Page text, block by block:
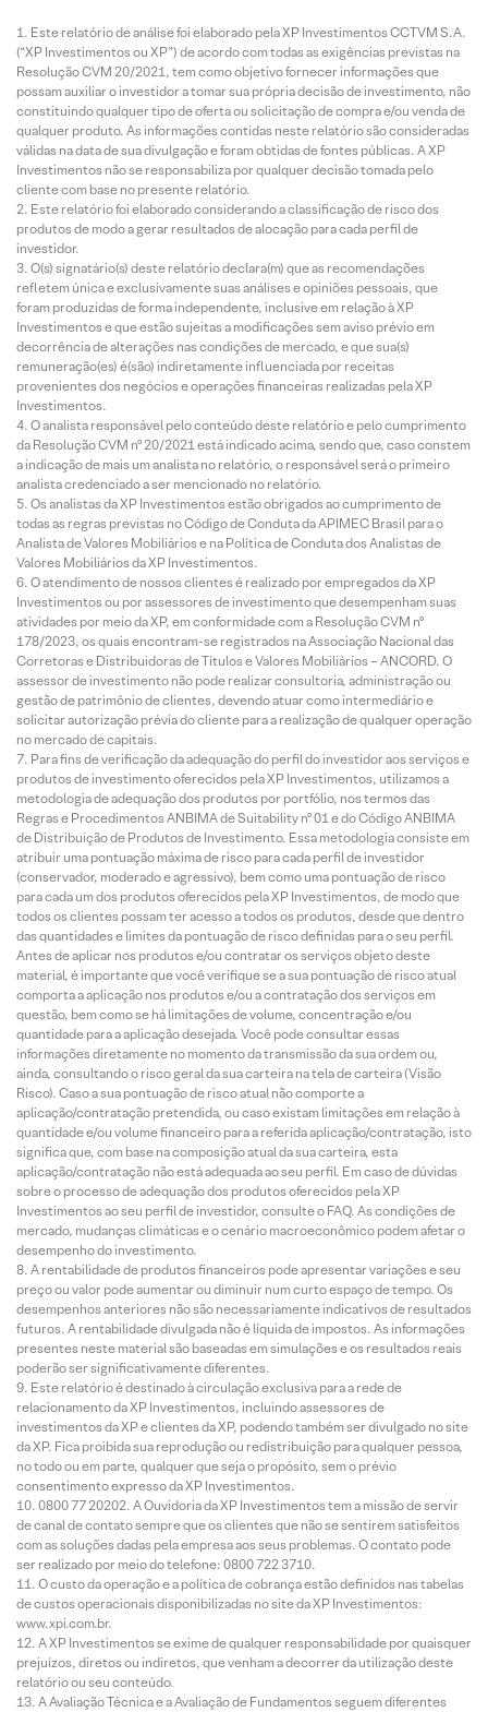
Este relatório de análise foi elaborado pela XP Investimentos CCTVM S.A.
(“XP Investimentos ou XP”) de acordo com todas as exigências previstas na
Resolução CVM 20/2021, tem como objetivo fornecer informações que
possam auxiliar o investidor a tomar sua própria decisão de investimento, não
constituindo qualquer tipo de oferta ou solicitação de compra e/ou venda de
qualquer produto. As informações contidas neste relatório são consideradas
válidas na data de sua divulgação e foram obtidas de fontes públicas. A XP
Investimentos não se responsabiliza por qualquer decisão tomada pelo
cliente com base no presente relatório.
Este relatório foi elaborado considerando a classificação de risco dos
produtos de modo a gerar resultados de alocação para cada perfil de
investidor.
O(s) signatário(s) deste relatório declara(m) que as recomendações
refletem única e exclusivamente suas análises e opiniões pessoais, que
foram produzidas de forma independente, inclusive em relação à XP
Investimentos e que estão sujeitas a modificações sem aviso prévio em
decorrência de alterações nas condições de mercado, e que sua(s)
remuneração(es) é(são) indiretamente influenciada por receitas
provenientes dos negócios e operações financeiras realizadas pela XP
Investimentos.
O analista responsável pelo conteúdo deste relatório e pelo cumprimento
da Resolução CVM nº 20/2021 está indicado acima, sendo que, caso constem
a indicação de mais um analista no relatório, o responsável será o primeiro
analista credenciado a ser mencionado no relatório.
Os analistas da XP Investimentos estão obrigados ao cumprimento de
todas as regras previstas no Código de Conduta da APIMEC Brasil para o
Analista de Valores Mobiliários e na Política de Conduta dos Analistas de
Valores Mobiliários da XP Investimentos.
O atendimento de nossos clientes é realizado por empregados da XP
Investimentos ou por assessores de investimento que desempenham suas
atividades por meio da XP, em conformidade com a Resolução CVM nº
178/2023, os quais encontram-se registrados na Associação Nacional das
Corretoras e Distribuidoras de Títulos e Valores Mobiliários – ANCORD. O
assessor de investimento não pode realizar consultoria, administração ou
gestão de patrimônio de clientes, devendo atuar como intermediário e
solicitar autorização prévia do cliente para a realização de qualquer operação
no mercado de capitais.
Para fins de verificação da adequação do perfil do investidor aos serviços e
produtos de investimento oferecidos pela XP Investimentos, utilizamos a
metodologia de adequação dos produtos por portfólio, nos termos das
Regras e Procedimentos ANBIMA de Suitability nº 01 e do Código ANBIMA
de Distribuição de Produtos de Investimento. Essa metodologia consiste em
atribuir uma pontuação máxima de risco para cada perfil de investidor
(conservador, moderado e agressivo), bem como uma pontuação de risco
para cada um dos produtos oferecidos pela XP Investimentos, de modo que
todos os clientes possam ter acesso a todos os produtos, desde que dentro
das quantidades e limites da pontuação de risco definidas para o seu perfil.
Antes de aplicar nos produtos e/ou contratar os serviços objeto deste
material, é importante que você verifique se a sua pontuação de risco atual
comporta a aplicação nos produtos e/ou a contratação dos serviços em
questão, bem como se há limitações de volume, concentração e/ou
quantidade para a aplicação desejada. Você pode consultar essas
informações diretamente no momento da transmissão da sua ordem ou,
ainda, consultando o risco geral da sua carteira na tela de carteira (Visão
Risco). Caso a sua pontuação de risco atual não comporte a
aplicação/contratação pretendida, ou caso existam limitações em relação à
quantidade e/ou volume financeiro para a referida aplicação/contratação, isto
significa que, com base na composição atual da sua carteira, esta
aplicação/contratação não está adequada ao seu perfil. Em caso de dúvidas
sobre o processo de adequação dos produtos oferecidos pela XP
Investimentos ao seu perfil de investidor, consulte o FAQ. As condições de
mercado, mudanças climáticas e o cenário macroeconômico podem afetar o
desempenho do investimento.
A rentabilidade de produtos financeiros pode apresentar variações e seu
preço ou valor pode aumentar ou diminuir num curto espaço de tempo. Os
desempenhos anteriores não são necessariamente indicativos de resultados
futuros. A rentabilidade divulgada não é líquida de impostos. As informações
presentes neste material são baseadas em simulações e os resultados reais
poderão ser significativamente diferentes.
Este relatório é destinado à circulação exclusiva para a rede de
relacionamento da XP Investimentos, incluindo assessores de
investimentos da XP e clientes da XP, podendo também ser divulgado no site
da XP. Fica proibida sua reprodução ou redistribuição para qualquer pessoa,
no todo ou em parte, qualquer que seja o propósito, sem o prévio
consentimento expresso da XP Investimentos.
0800 77 20202. A Ouvidoria da XP Investimentos tem a missão de servir
de canal de contato sempre que os clientes que não se sentirem satisfeitos
com as soluções dadas pela empresa aos seus problemas. O contato pode
ser realizado por meio do telefone: 0800 722 3710.
O custo da operação e a política de cobrança estão definidos nas tabelas
de custos operacionais disponibilizadas no site da XP Investimentos:
www.xpi.com.br.
A XP Investimentos se exime de qualquer responsabilidade por quaisquer
prejuízos, diretos ou indiretos, que venham a decorrer da utilização deste
relatório ou seu conteúdo.
A Avaliação Técnica e a Avaliação de Fundamentos seguem diferentes